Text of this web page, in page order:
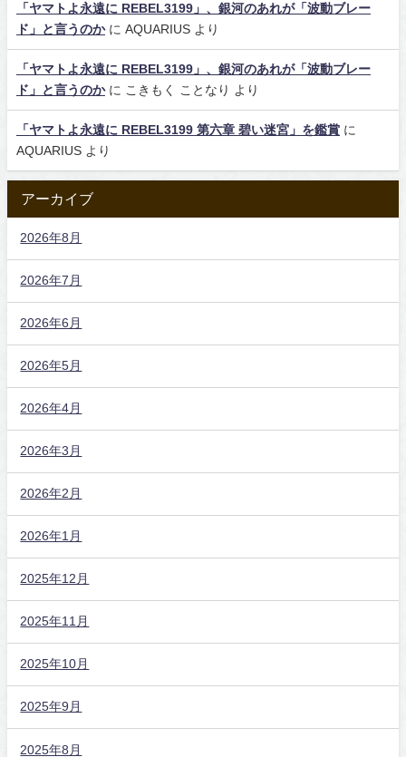
「ヤマトよ永遠に REBEL3199」、銀河のあれが「波動ブレー
ド」と言うのかに AQUARIUS より
「ヤマトよ永遠に REBEL3199」、銀河のあれが「波動ブレー
ド」と言うのかに こきもく ことなり より
「ヤマトよ永遠に REBEL3199 第六章 碧い迷宮」を鑑賞 に
AQUARIUS より
アーカイブ
2026年8月
2026年7月
2026年6月
2026年5月
2026年4月
2026年3月
2026年2月
2026年1月
2025年12月
2025年11月
2025年10月
2025年9月
2025年8月